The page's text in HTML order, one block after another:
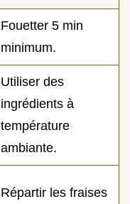
Fouetter 5 min
minimum.
Utiliser des
ingrédients à
température
ambiante.
Répartir les fraises